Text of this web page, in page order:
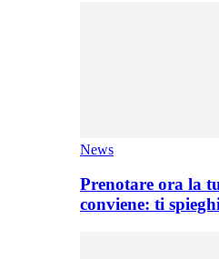
News
Prenotare ora la
conviene: ti